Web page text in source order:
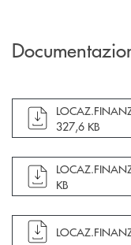
apre
327,6 KB
apre
KB
apre